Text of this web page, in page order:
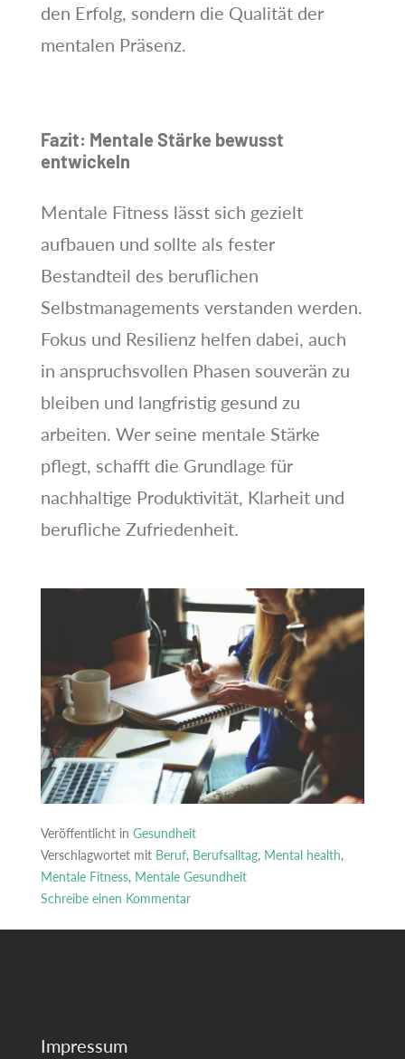
den Erfolg, sondern die Qualität der
mentalen Präsenz.
Fazit: Mentale Stärke bewusst
entwickeln
Mentale Fitness lässt sich gezielt
aufbauen und sollte als fester
Bestandteil des beruflichen
Selbstmanagements verstanden werden.
Fokus und Resilienz helfen dabei, auch
in anspruchsvollen Phasen souverän zu
bleiben und langfristig gesund zu
arbeiten. Wer seine mentale Stärke
pflegt, schafft die Grundlage für
nachhaltige Produktivität, Klarheit und
berufliche Zufriedenheit.
Veröffentlicht in Gesundheit
Verschlagwortet mit Beruf, Berufsalltag, Mental health,
Mentale Fitness, Mentale Gesundheit
Schreibe einen Kommentar
Techniken
Impressum